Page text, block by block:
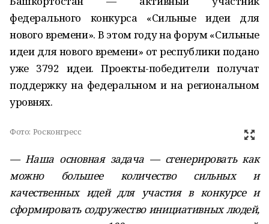
федерального конкурса «Сильные идеи для
нового времени». В этом году на форум «Сильные
идеи для нового времени» от республики подано
уже 3792 идеи. Проекты-победители получат
поддержку на федеральном и на региональном
уровнях.
Фото: Росконгресс
— Наша основная задача — сгенерировать как
можно большее количество сильных и
качественных идей для участия в конкурсе и
сформировать содружество инициативных людей,